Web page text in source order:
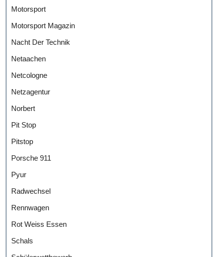
Motorsport
Motorsport Magazin
Nacht Der Technik
Netaachen
Netcologne
Netzagentur
Norbert
Pit Stop
Pitstop
Porsche 911
Pyur
Radwechsel
Rennwagen
Rot Weiss Essen
Schals